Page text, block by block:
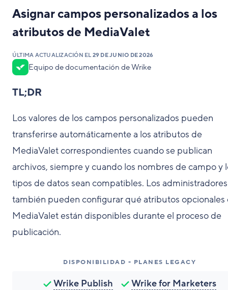
Asignar campos personalizados a los
atributos de MediaValet
ÚLTIMA ACTUALIZACIÓN EL 29 DE JUNIO DE 2026
Equipo de documentación de Wrike
TL;DR
Los valores de los campos personalizados pueden
transferirse automáticamente a los atributos de
MediaValet correspondientes cuando se publican
archivos, siempre y cuando los nombres de campo y
tipos de datos sean compatibles. Los administradores
también pueden configurar qué atributos opcionales
MediaValet están disponibles durante el proceso de
publicación.
DISPONIBILIDAD - PLANES LEGACY
Wrike Publish
Wrike for Marketers